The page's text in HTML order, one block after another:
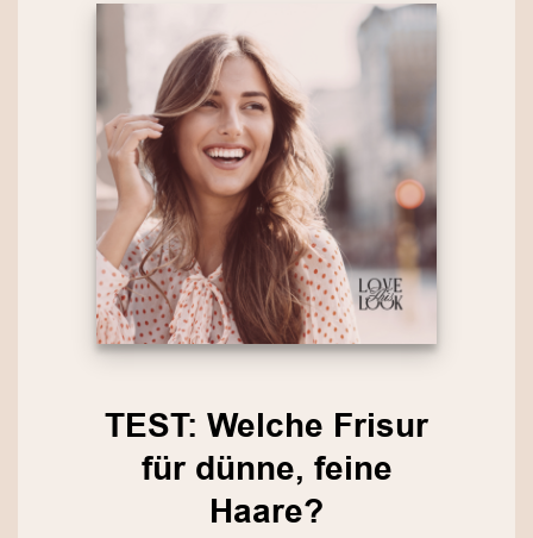
TEST: Welche Frisur
für dünne, feine
Haare?